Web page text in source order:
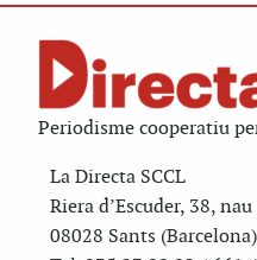
Periodisme cooperatiu
La Directa SCCL
Riera d’Escuder, 38,
08028 Sants (Barcelona)